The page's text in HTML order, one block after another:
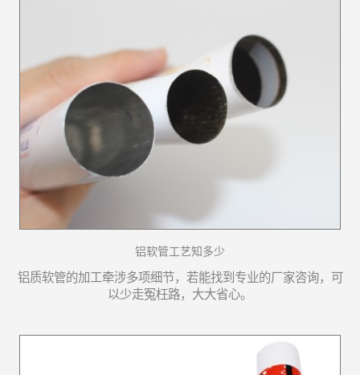
铝软管工艺知多少
铝质软管的加工牵涉多项细节，若能找到专业的厂家咨询，可
以少走冤枉路，大大省心。